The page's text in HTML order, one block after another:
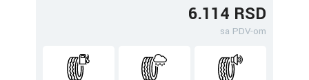
6.114 RSD
sa PDV-om